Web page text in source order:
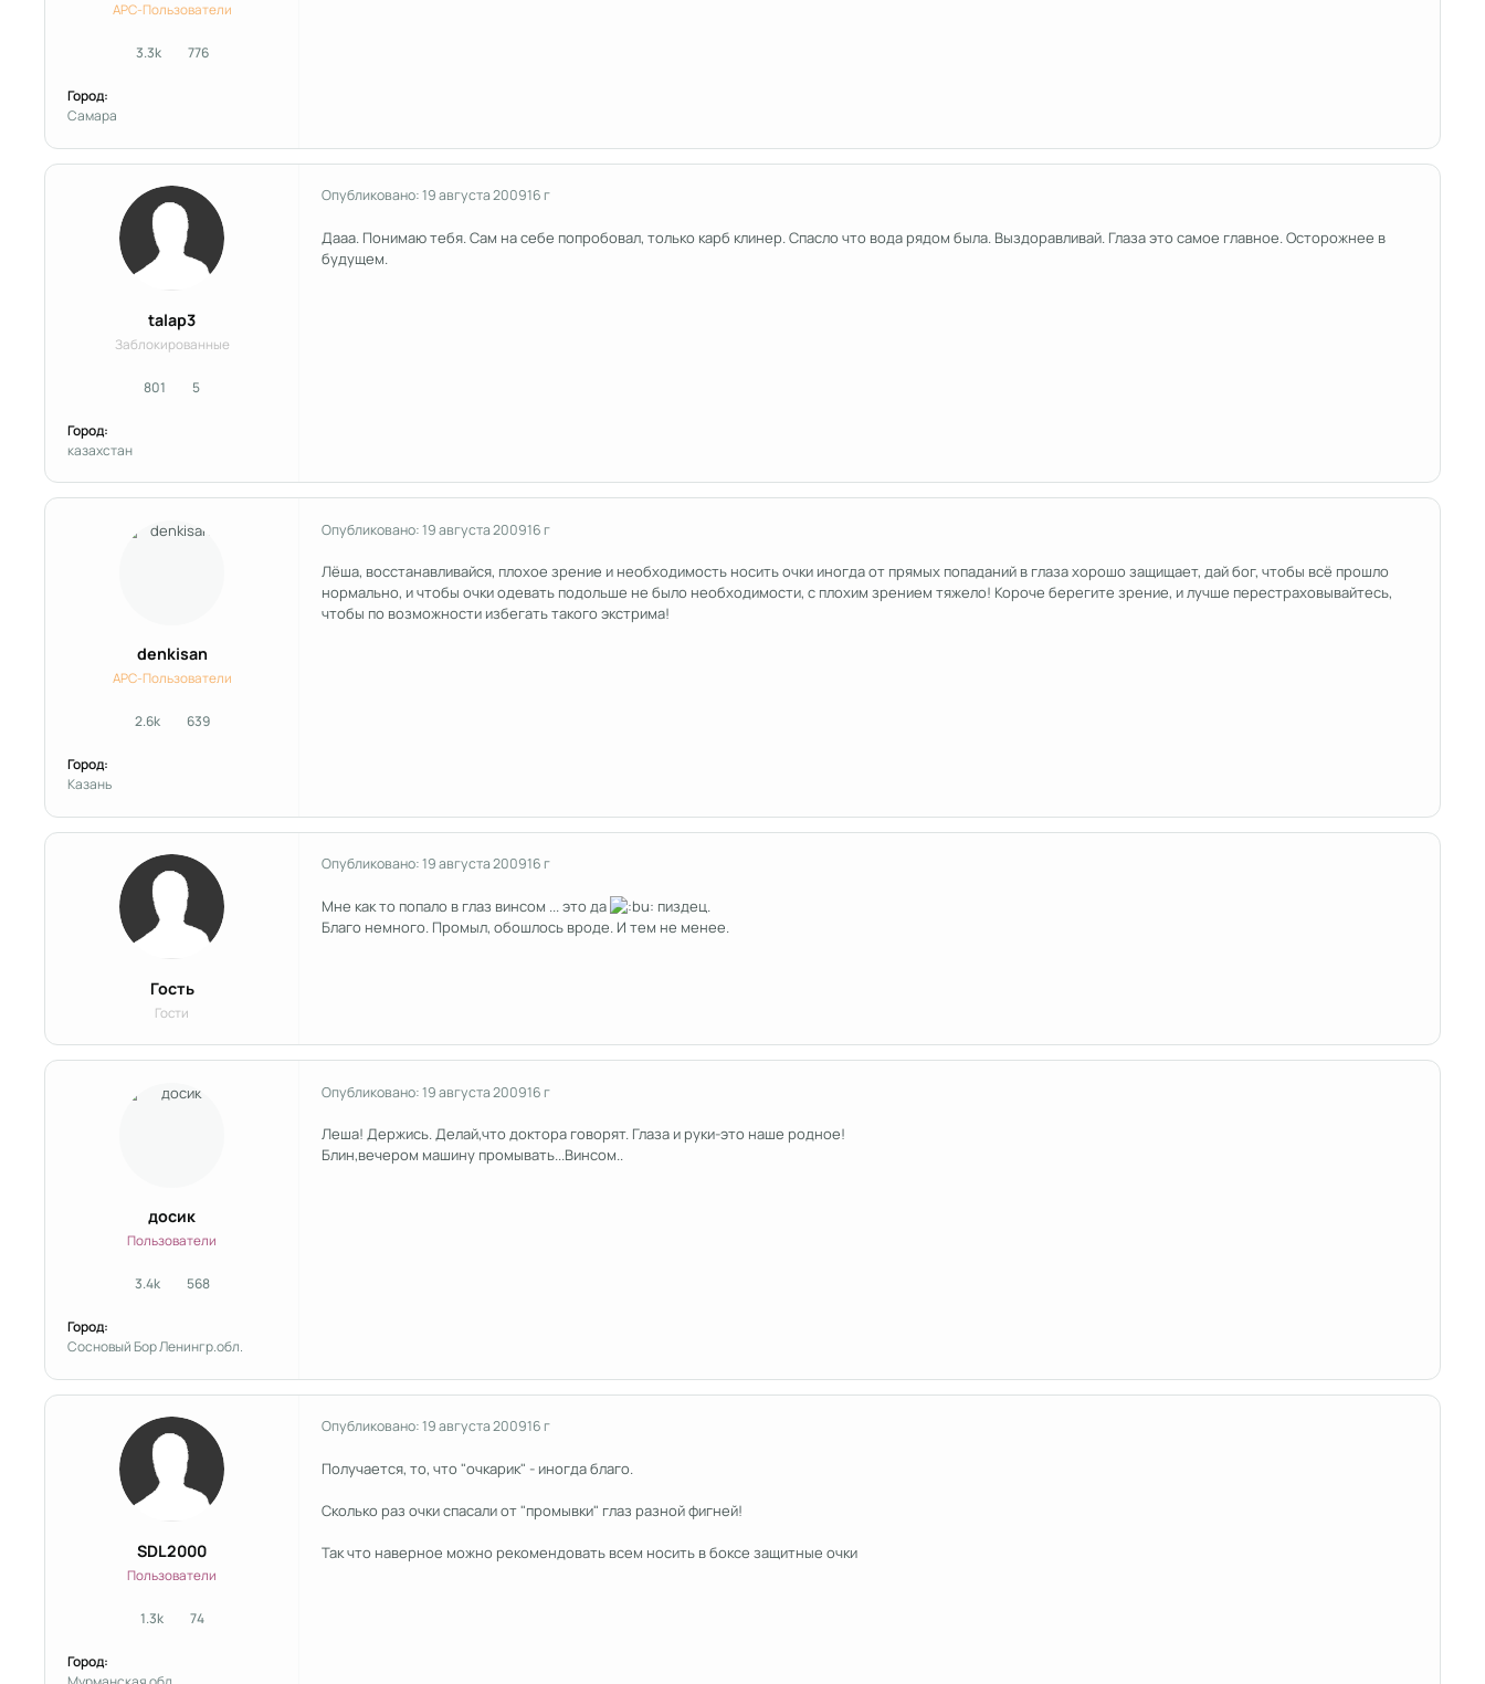
APC-Пользователи
3.3kсообщения
776Репутация
Город:
Самара
talap3
Заблокированные
801сообщения
5Репутация
Город:
казахстан
Опубликовано:19 августа 200916 г
Дааа. Понимаю тебя. Сам на себе попробовал, только карб клинер. Спасло что вода рядом была. Выздоравливай. Глаза это самое главное. Осторожнее в
будущем.
denkisan
APC-Пользователи
2.6kсообщения
639
Репутация
Город:
Kазань
Опубликовано:19 августа 200916 г
Лёша, восстанавливайся, плохое зрение и необходимость носить очки иногда от прямых попаданий в глаза хорошо защищает, дай бог, чтобы всё прошло
нормально, и чтобы очки одевать подольше не было необходимости, с плохим зрением тяжело! Короче берегите зрение, и лучше перестраховывайтесь,
чтобы по возможности избегать такого экстрима!
Гость
Гости
Опубликовано:19 августа 200916 г
Мне как то попало в глаз винсом ... это да
пиздец.
Благо немного. Промыл, обошлось вроде. И тем не менее.
досик
Пользователи
3.4kсообщения
568Репутация
Город:
Сосновый Бор Ленингр.обл.
Опубликовано:19 августа 200916 г
Леша! Держись. Делай,что доктора говорят. Глаза и руки-это наше родное!
Блин,вечером машину промывать...Винсом..
SDL2000
Пользователи
1.3kсообщения
74Репутация
Город:
Опубликовано:19 августа 200916 г
Получается, то, что "очкарик" - иногда благо.
Сколько раз очки спасали от "промывки" глаз разной фигней!
Так что наверное можно рекомендовать всем носить в боксе защитные очки